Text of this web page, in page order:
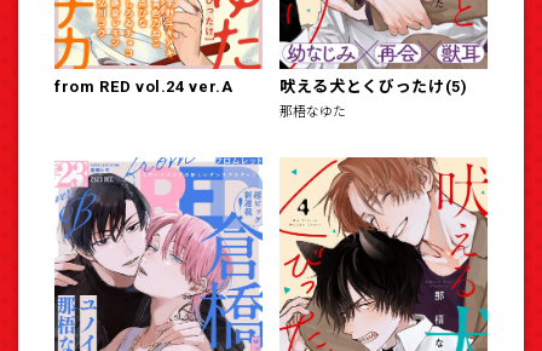
from RED vol.24 ver.A 吠える犬とくびったけ(5)
那梧なゆた